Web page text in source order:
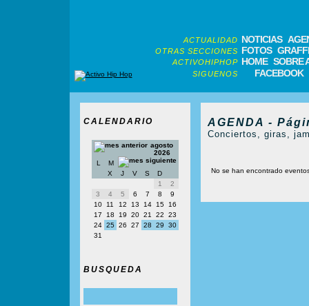
ACTUALIDAD NOTICIAS
OTRAS SECCIONES FOTOS
ACTIVOHIPHOP HOME SOBRE
SIGUENOS FACEBOOK
CALENDARIO
agosto
2026
L
M
X
J V S
D
1
2
3
4 5 6 7 8
9
10
11 12 13 14 15
16
17
18 19 20 21 22
23
24 25 26 27 28 29
30
31
BUSQUEDA
AGENDA -
Conciertos, giras,
No se han encontrado